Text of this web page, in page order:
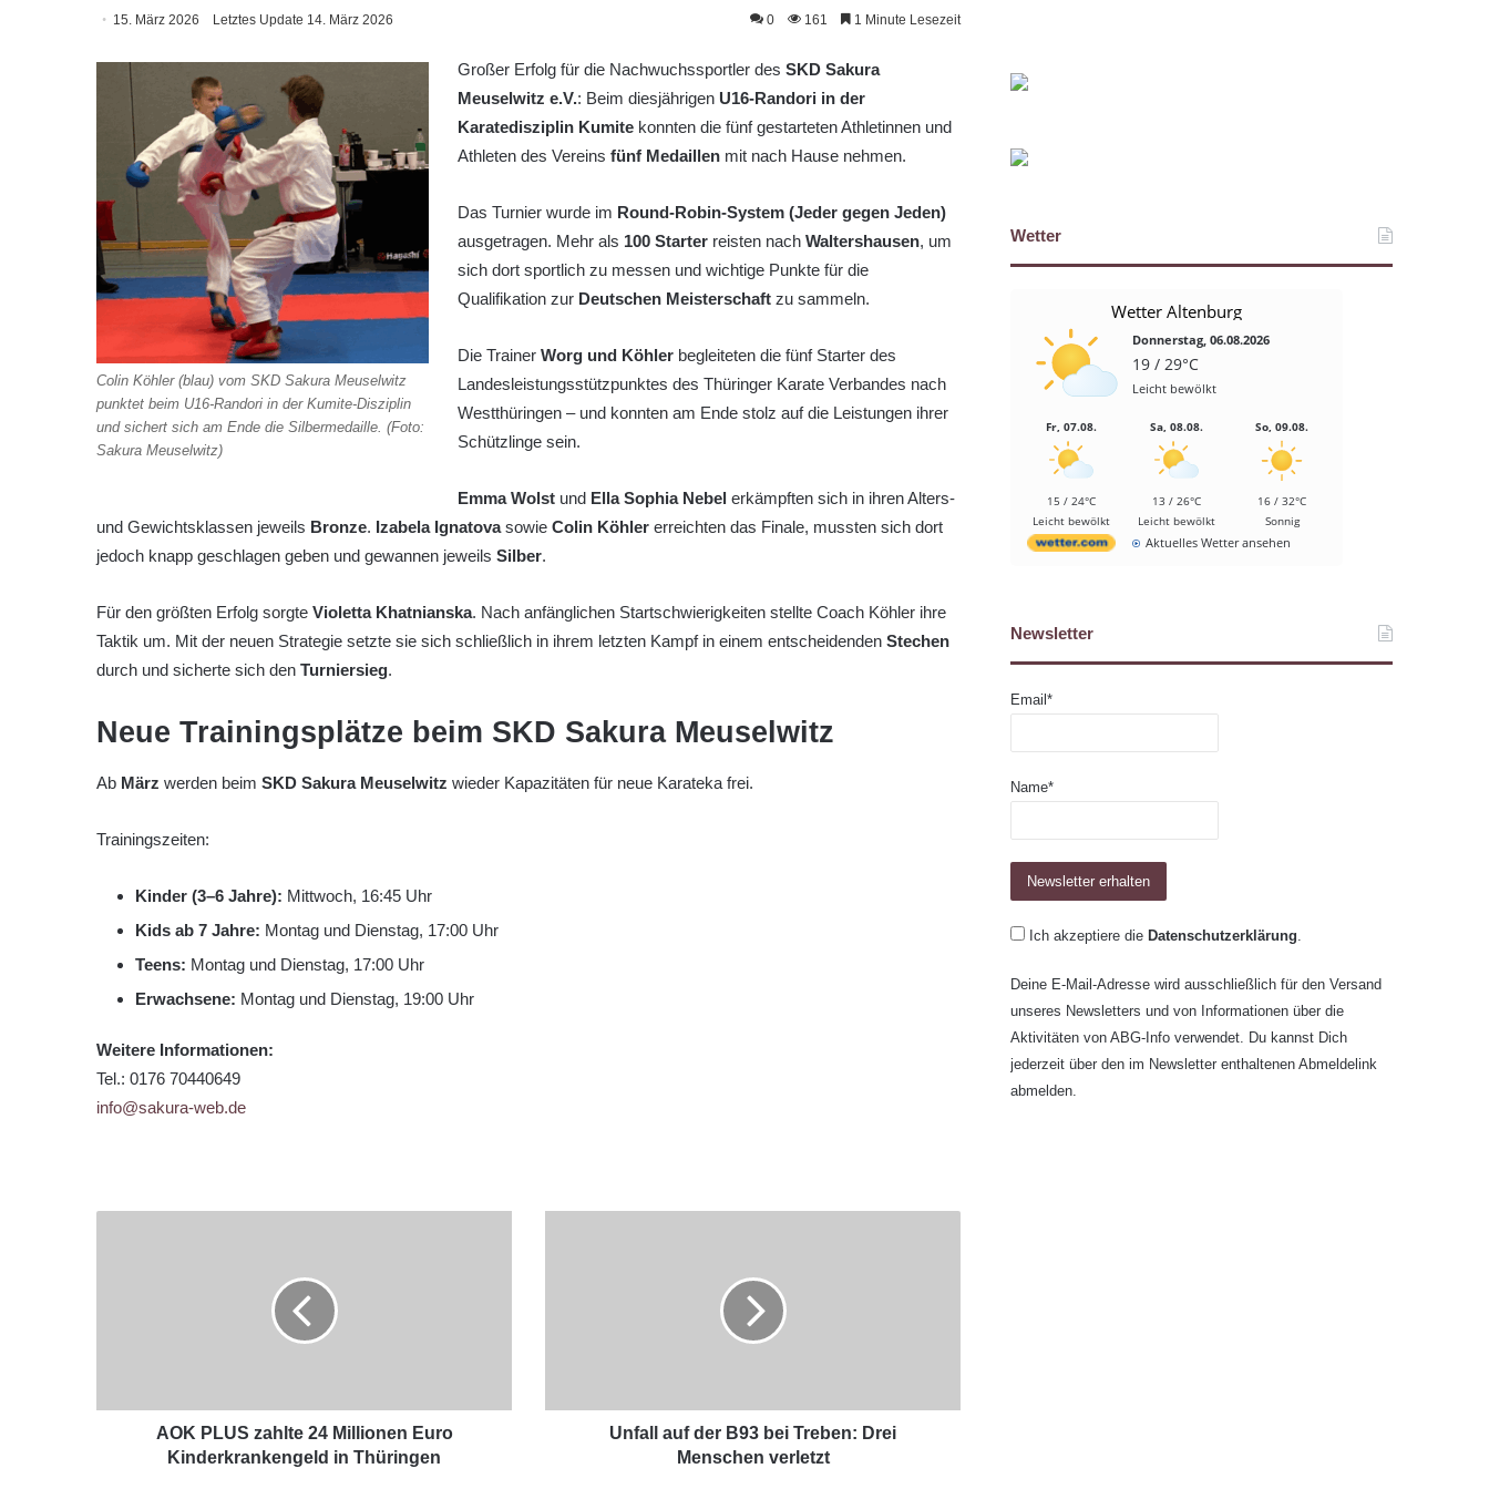
15. März 2026 Letztes Update 14. März 2026 0 161 1 Minute Lesezeit
Colin Köhler (blau) vom SKD Sakura Meuselwitz
punktet beim U16-Randori in der Kumite-Disziplin
und sichert sich am Ende die Silbermedaille. (Foto:
Sakura Meuselwitz)
Großer Erfolg für die Nachwuchssportler desSKD Sakura
Meuselwitz e.V.: Beim diesjährigen U16-Randori in der
Karatedisziplin Kumite konnten die fünf gestarteten Athletinnen und
Athleten des Vereinsfünf Medaillen mit nach Hause nehmen.
Das Turnier wurde im Round-Robin-System (Jeder gegen Jeden)
ausgetragen. Mehr als 100 Starter reisten nachWaltershausen, um
sich dort sportlich zu messen und wichtige Punkte für die
Qualifikation zur Deutschen Meisterschaft zu sammeln.
Die TrainerWorg und Köhler begleiteten die fünf Starter des
Landesleistungsstützpunktes des Thüringer Karate Verbandes nach
Westthüringen – und konnten am Ende stolz auf die Leistungen ihrer
Schützlinge sein.
Emma Wolst und Ella Sophia Nebel erkämpften sich in ihren Alters-
und Gewichtsklassen jeweils Bronze. Izabela Ignatovasowie Colin Köhler erreichten das Finale, mussten sich dort
jedoch knapp geschlagen geben und gewannen jeweils Silber.
Für den größten Erfolg sorgte Violetta Khatnianska. Nach anfänglichen Startschwierigkeiten stellte Coach Köhler ihre
Taktik um. Mit der neuen Strategie setzte sie sich schließlich in ihrem letzten Kampf in einem entscheidenden Stechen
durch und sicherte sich den Turniersieg.
Neue Trainingsplätze beim SKD Sakura Meuselwitz
Ab März werden beim SKD Sakura Meuselwitz wieder Kapazitäten für neue Karateka frei.
Trainingszeiten:
Kinder (3–6 Jahre): Mittwoch, 16:45 Uhr
Kids ab 7 Jahre: Montag und Dienstag, 17:00 Uhr
Teens: Montag und Dienstag, 17:00 Uhr
Erwachsene: Montag und Dienstag, 19:00 Uhr
Weitere Informationen:
Tel.: 0176 70440649
info@sakura-web.de
AOK PLUS zahlte 24 Millionen Euro
Kinderkrankengeld in Thüringen
Unfall auf der B93 bei Treben: Drei
Menschen verletzt
Wetter
Wetter Altenburg
Donnerstag, 06.08.2026
19 / 29°C
Leicht bewölkt
Fr, 07.08.
15 / 24°C
Leicht bewölkt
Sa, 08.08.
13 / 26°C
Leicht bewölkt
So, 09.08.
16 / 32°C
Sonnig
Aktuelles Wetter ansehen
Newsletter
Email*
Name*
Ich akzeptiere die Datenschutzerklärung.
Deine E-Mail-Adresse wird ausschließlich für den Versand
unseres Newsletters und von Informationen über die
Aktivitäten von ABG-Info verwendet. Du kannst Dich
jederzeit über den im Newsletter enthaltenen Abmeldelink
abmelden.